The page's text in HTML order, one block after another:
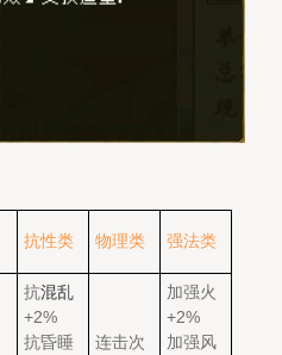
抗性类 物理类 强法类
抗混乱
+2%
抗昏睡
连击次
加强火
+2%
加强风